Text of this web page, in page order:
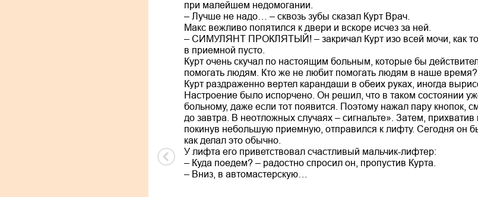
при малейшем недомогании.
– Лучше не надо… – сквозь зубы сказал Курт Врач.
Макс вежливо попятился к двери и вскоре исчез за ней.
– СИМУЛЯНТ ПРОКЛЯТЫЙ! – закричал Курт изо всей мочи, как
в приемной пусто.
Курт очень скучал по настоящим больным, которые бы
помогать людям. Кто же не любит помогать людям в наше время?
Курт раздраженно вертел карандаши в обеих руках, иногда
Настроение было испорчено. Он решил, что в таком состоянии
больному, даже если тот появится. Поэтому нажал пару кнопок,
до завтра. В неотложных случаях – сигнальте». Затем,
покинув небольшую приемную, отправился к лифту. Сегодня он
как делал это обычно.
У лифта его приветствовал счастливый мальчик-лифтер:
– Куда поедем? – радостно спросил он, пропустив Курта.
– Вниз, в автомастерскую…